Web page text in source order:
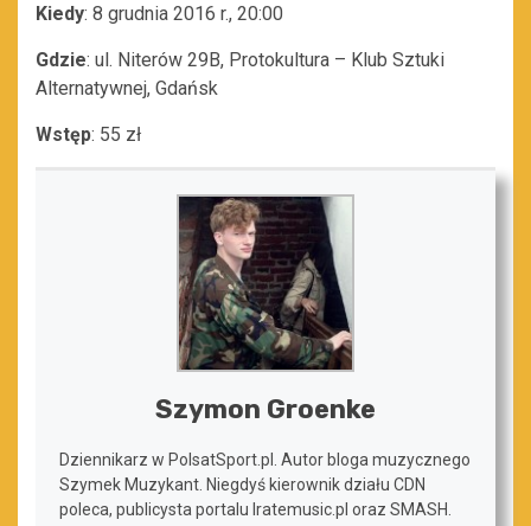
Kiedy: 8 grudnia 2016 r., 20:00
Gdzie: ul. Niterów 29B, Protokultura – Klub Sztuki
Alternatywnej, Gdańsk
Wstęp: 55 zł
Szymon Groenke
Dziennikarz w PolsatSport.pl. Autor bloga muzycznego
Szymek Muzykant. Niegdyś kierownik działu CDN
poleca, publicysta portalu Iratemusic.pl oraz SMASH.